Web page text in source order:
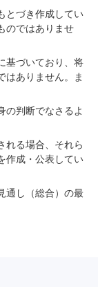
とづき作成してい
のではありませ
基づいており、将
はありません。ま
の判断でなさるよ
れる場合、それら
作成・公表してい
通し（総合）の最